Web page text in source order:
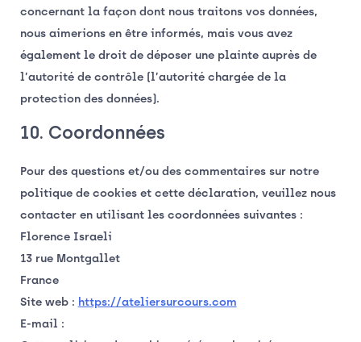
concernant la façon dont nous traitons vos données,
nous aimerions en être informés, mais vous avez
également le droit de déposer une plainte auprès de
l’autorité de contrôle (l’autorité chargée de la
protection des données).
10. Coordonnées
Pour des questions et/ou des commentaires sur notre
politique de cookies et cette déclaration, veuillez nous
contacter en utilisant les coordonnées suivantes :
Florence Israeli
13 rue Montgallet
France
Site web : https://ateliersurcours.com
E-mail :